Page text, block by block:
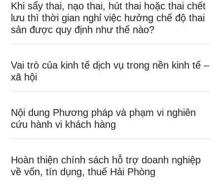
Khi sẩy thai, nạo thai, hút thai hoặc thai chết
lưu thì thời gian nghỉ việc hưởng chế độ thai
sản được quy định như thế nào?
Vai trò của kinh tế dịch vụ trong nền kinh tế –
xã hội
Nội dung Phương pháp và phạm vi nghiên
cứu hành vi khách hàng
Hoàn thiện chính sách hỗ trợ doanh nghiệp
về vốn, tín dụng, thuế Hải Phòng